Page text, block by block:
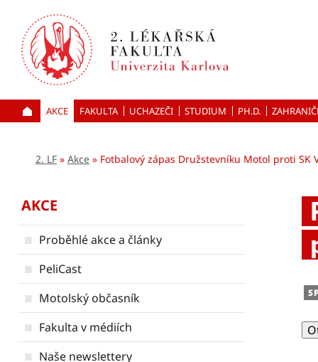
k hlavnímu
obsahu
ÚVOD
AKCE FAKULTA UCHAZEČI STUDIUM PH.D.
2. LF Akce Fotbalový zápas Družstevníku Motol proti SK
AKCE
Proběhlé akce a články
PeliCast
Motolský občasník
Fakulta v médiích
Naše newslettery